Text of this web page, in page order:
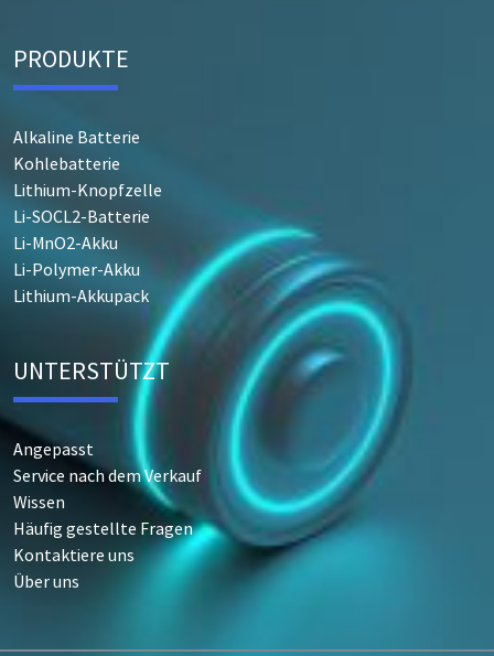
PRODUKTE
Alkaline Batterie
Kohlebatterie
Lithium-Knopfzelle
Li-SOCL2-Batterie
Li-MnO2-Akku
Li-Polymer-Akku
Lithium-Akkupack
UNTERSTÜTZT
Angepasst
Service nach dem Verkauf
Wissen
Häufig gestellte Fragen
Kontaktiere uns
Über uns